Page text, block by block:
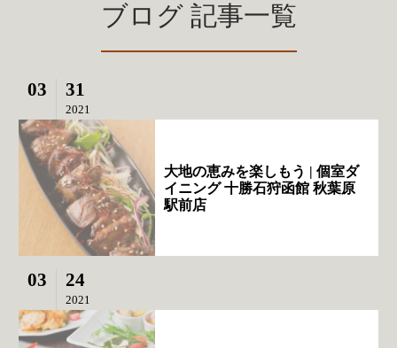
ブログ 記事一覧
03 31
2021
大地の恵みを楽しもう | 個室ダ
イニング 十勝石狩函館 秋葉原
駅前店
03 24
2021